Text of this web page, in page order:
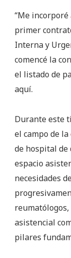
“Me
primer
Interna y
comencé la
el listado de
aquí.
Durante este
el campo de
de hospital de
espacio
necesidades
asistencial
pilares